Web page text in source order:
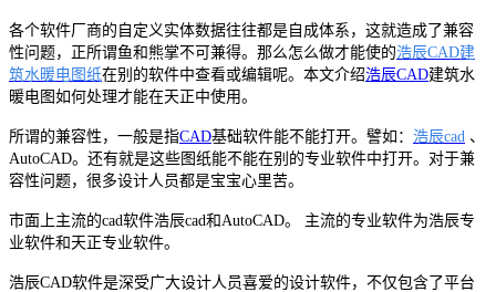
各个软件厂商的自定义实体数据往往都是自成体系，这就造成了兼容
性问题，正所谓鱼和熊掌不可兼得。那么怎么做才能使的浩辰CAD建
筑水暖电图纸在别的软件中查看或编辑呢。本文介绍浩辰CAD建筑水
暖电图如何处理才能在天正中使用。
所谓的兼容性，一般是指CAD基础软件能不能打开。譬如： 浩辰cad 、
AutoCAD。还有就是这些图纸能不能在别的专业软件中打开。对于兼
容性问题，很多设计人员都是宝宝心里苦。
市面上主流的cad软件浩辰cad和 AutoCAD。 主流的专业软件为浩辰专
业软件和天正专业软件。
浩辰CAD软件是深受广大设计人员喜爱的设计软件，不仅包含了平台